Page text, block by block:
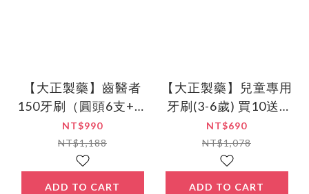
【大正製藥】齒醫者
150牙刷（圓頭6支+波
浪6支）12入顏色隨機
NT$990
NT$1,188
ADD TO CART
【大正製藥】兒童專用
牙刷(3-6歲) 買10送2
(共12入．顏色隨機)
NT$690
NT$1,078
ADD TO CART